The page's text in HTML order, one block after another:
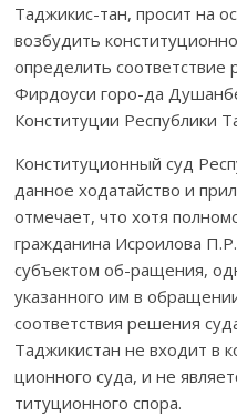
Таджикис-тан, просит на
возбу­дить
опреде­лить соответ­ствие
Фирдоуси горо-да
Конституции Республики
Конституционный суд
данное хода­тай­ство и
отмечает, что хотя
гражданина Исроилова
субъек­том об-ращения,
указанного им в
соответствия решения
Таджикистан не входит в
ционного суда, и не
титуционного спора.